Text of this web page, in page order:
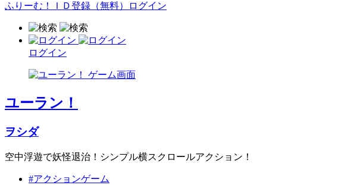
ふりーむ！ＩＤ登録（無料） ログイン
ログイン
ユーラン！
ヲシダ
空中浮遊で妖怪退治！シンプル横スクロールアクション！
#アクションゲーム